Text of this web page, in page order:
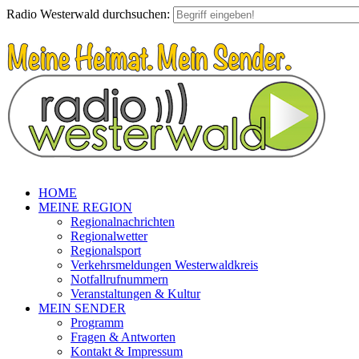
Radio Westerwald durchsuchen:
HOME
MEINE REGION
Regionalnachrichten
Regionalwetter
Regionalsport
Verkehrsmeldungen Westerwaldkreis
Notfallrufnummern
Veranstaltungen & Kultur
MEIN SENDER
Programm
Fragen & Antworten
Kontakt & Impressum